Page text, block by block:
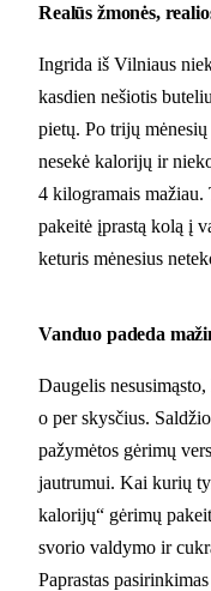
Realūs žmonės,
Ingrida iš Vilniaus
kasdien nešiotis
pietų. Po trijų
nesekė kalorijų ir
4 kilogramais
pakeitė įprastą kolą į
keturis mėnesius
Vanduo padeda
Daugelis
o per skysčius.
pažymėtos gėrimų
jautrumui. Kai kurių
kalorijų“ gėrimų
svorio valdymo ir
Paprastas